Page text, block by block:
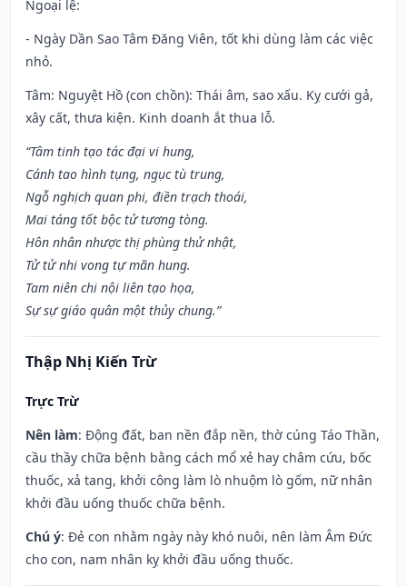
Ngoại lệ:
- Ngày Dần Sao Tâm Đăng Viên, tốt khi dùng làm các việc
nhỏ.
Tâm: Nguyệt Hồ (con chồn): Thái âm, sao xấu. Kỵ cưới gả,
xây cất, thưa kiện. Kinh doanh ắt thua lỗ.
“Tâm tinh tạo tác đại vi hung,
Cánh tao hình tụng, ngục tù trung,
Ngỗ nghịch quan phi, điền trạch thoái,
Mai táng tốt bộc tử tương tòng.
Hôn nhân nhược thị phùng thử nhật,
Tử tử nhi vong tự mãn hung.
Tam niên chi nội liên tạo họa,
Sự sự giáo quân một thủy chung.”
Thập Nhị Kiến Trừ
Trực Trừ
Nên làm: Động đất, ban nền đắp nền, thờ cúng Táo Thần,
cầu thầy chữa bệnh bằng cách mổ xẻ hay châm cứu, bốc
thuốc, xả tang, khởi công làm lò nhuộm lò gốm, nữ nhân
khởi đầu uống thuốc chữa bệnh.
Chú ý: Đẻ con nhằm ngày này khó nuôi, nên làm Âm Đức
cho con, nam nhân kỵ khởi đầu uống thuốc.